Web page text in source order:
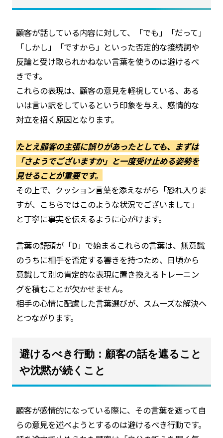
顧客が話している内容に対して、「でも」「だって」
「しかし」「ですから」といった否定的な接続詞や
反論と受け取られかねない言葉を使うのは避けるべ
きです。
これらの表現は、顧客の意見を軽視している、ある
いは言い訳をしているという印象を与え、感情的な
対立を招く原因となります。
たとえ顧客の主張に誤りがあったとしても、まずは
「さようでございますか」と一度受け止める姿勢を
見せることが重要です。
その上で、クッション言葉を添えながら「恐れ入りま
すが、こちらではこのような状況でございまして」
と丁寧に事実を伝えるように心がけます。
言葉の語頭が「D」で始まるこれらの言葉は、無意識
のうちに相手を否定する響きを持つため、日頃から
意識して別の肯定的な表現に置き換えるトレーニン
グを積むことが欠かせません。
相手の心情に配慮した言葉選びが、スムーズな解決へ
とつながります。
避けるべき行動：顧客の話を遮ること
や沈黙が続くこと
顧客が感情的になっている際に、その言葉を遮って自
らの意見を述べようとするのは避けるべき行動です。